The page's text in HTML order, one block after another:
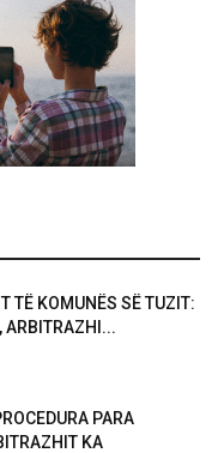
TË KOMUNËS SË TUZIT:
ARBITRAZHI...
PARA
KA